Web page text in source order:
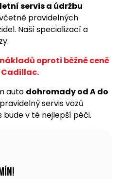
servis a údržbu
pravidelných
Naší specializací a
oproti běžné ceně
Cadillac.
auto dohromady od A do
servis vozů
bude v té nejlepší péči.